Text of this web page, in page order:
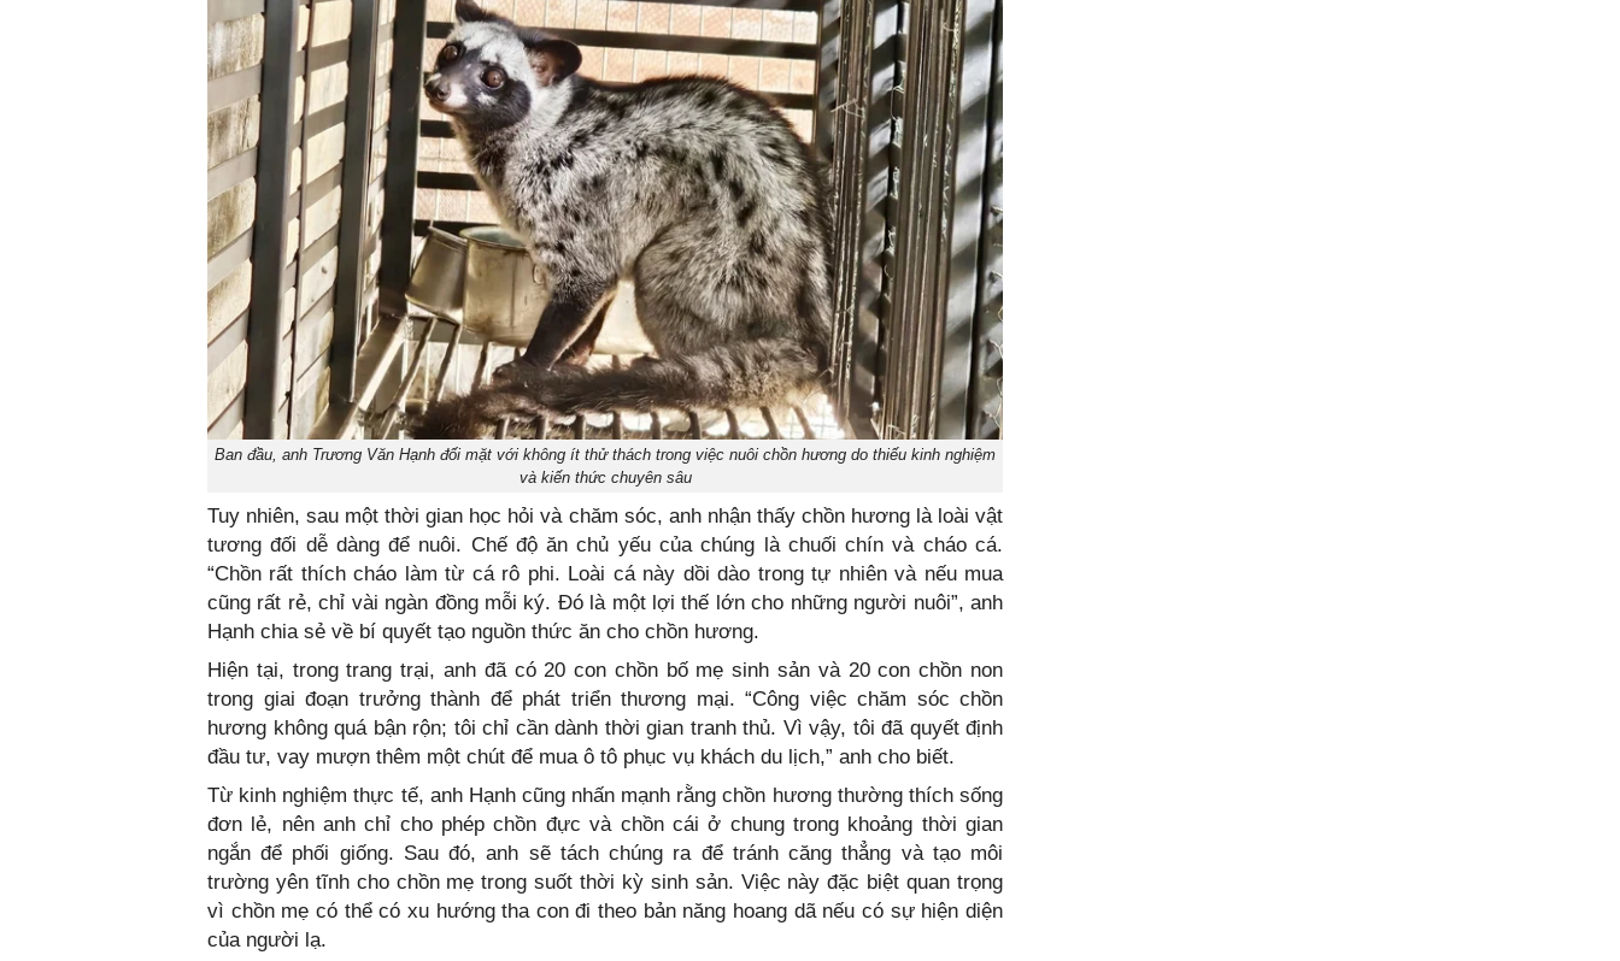
Ban đầu, anh Trương Văn Hạnh đối mặt với không ít thử thách trong việc nuôi chồn hương do thiếu kinh nghiệm
và kiến thức chuyên sâu
Tuy nhiên, sau một thời gian học hỏi và chăm sóc, anh nhận thấy chồn hương là loài vật
tương đối dễ dàng để nuôi. Chế độ ăn chủ yếu của chúng là chuối chín và cháo cá.
“Chồn rất thích cháo làm từ cá rô phi. Loài cá này dồi dào trong tự nhiên và nếu mua
cũng rất rẻ, chỉ vài ngàn đồng mỗi ký. Đó là một lợi thế lớn cho những người nuôi”, anh
Hạnh chia sẻ về bí quyết tạo nguồn thức ăn cho chồn hương.
Hiện tại, trong trang trại, anh đã có 20 con chồn bố mẹ sinh sản và 20 con chồn non
trong giai đoạn trưởng thành để phát triển thương mại. “Công việc chăm sóc chồn
hương không quá bận rộn; tôi chỉ cần dành thời gian tranh thủ. Vì vậy, tôi đã quyết định
đầu tư, vay mượn thêm một chút để mua ô tô phục vụ khách du lịch,” anh cho biết.
Từ kinh nghiệm thực tế, anh Hạnh cũng nhấn mạnh rằng chồn hương thường thích sống
đơn lẻ, nên anh chỉ cho phép chồn đực và chồn cái ở chung trong khoảng thời gian
ngắn để phối giống. Sau đó, anh sẽ tách chúng ra để tránh căng thẳng và tạo môi
trường yên tĩnh cho chồn mẹ trong suốt thời kỳ sinh sản. Việc này đặc biệt quan trọng
vì chồn mẹ có thể có xu hướng tha con đi theo bản năng hoang dã nếu có sự hiện diện
của người lạ.